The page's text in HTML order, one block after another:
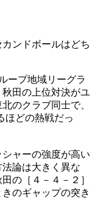
ンドボールはどち
ープ地域リーグラ
田の上位対決がユ
のクラブ同士で、
ほどの熱戦だっ
ャーの強度が高い
論は大きく異な
の［４－４－２］
のギャップの突き